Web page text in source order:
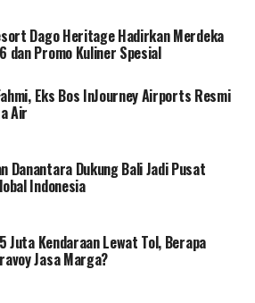
Dago Heritage Hadirkan Merdeka
dan Promo Kuliner Spesial
Eks Bos InJourney Airports Resmi
Air
Danantara Dukung Bali Jadi Pusat
Indonesia
Juta Kendaraan Lewat Tol, Berapa
Jasa Marga?